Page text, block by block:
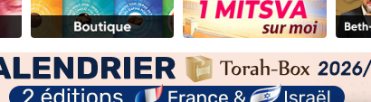
4 personnes viennent de nous rejoindre sur WhatsApp
Il reste 49 places pour étudier en groupe sur Zoom
Eva vient de donner son Maasser
4 personnes viennent de nous rejoindre sur WhatsApp